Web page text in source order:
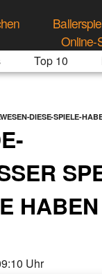
Online-
Top 10
DIESE-SPIELE-
Uhr